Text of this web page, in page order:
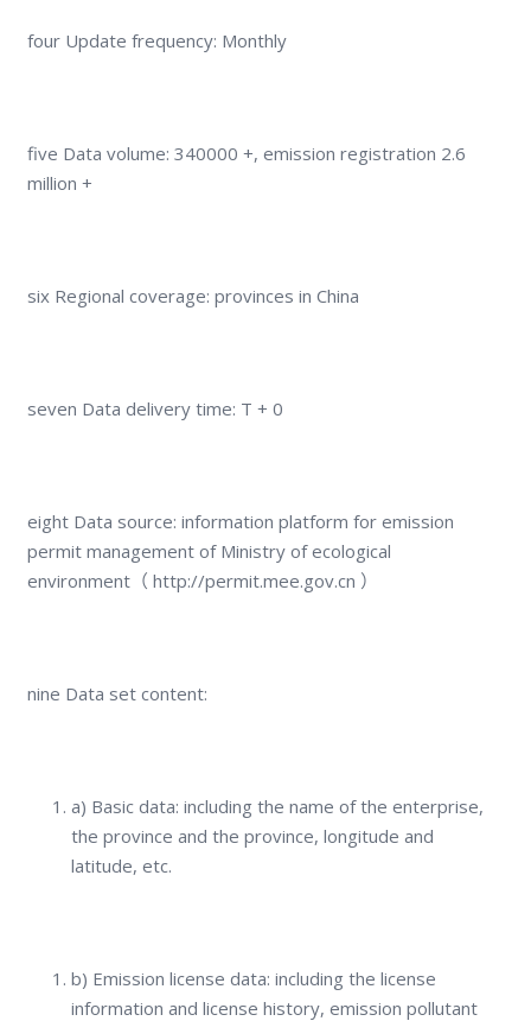
four Update frequency: Monthly
five Data volume: 340000 +, emission registration 2.6
million +
six Regional coverage: provinces in China
seven Data delivery time: T + 0
eight Data source: information platform for emission
permit management of Ministry of ecological
environment（ http://permit.mee.gov.cn ）
nine Data set content:
a) Basic data: including the name of the enterprise,
the province and the province, longitude and
latitude, etc.
b) Emission license data: including the license
information and license history, emission pollutant